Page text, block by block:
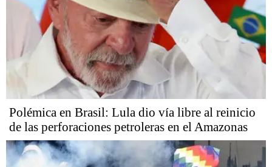
Polémica en Brasil: Lula dio vía libre al reinicio
de las perforaciones petroleras en el Amazonas